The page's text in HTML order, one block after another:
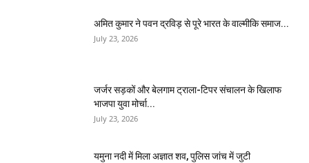
अमित कुमार ने पवन द्रविड़ से पूरे भारत के वाल्मीकि समाज...
July 23, 2026
जर्जर सड़कों और बेलगाम ट्राला-टिपर संचालन के खिलाफ
भाजपा युवा मोर्चा...
July 23, 2026
यमुना नदी में मिला अज्ञात शव, पुलिस जांच में जुटी